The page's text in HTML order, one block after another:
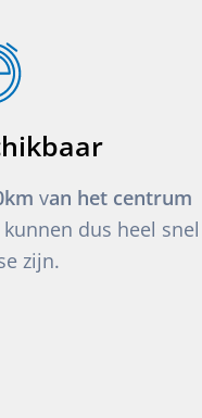
van het centrum
kunnen dus heel snel
zijn.